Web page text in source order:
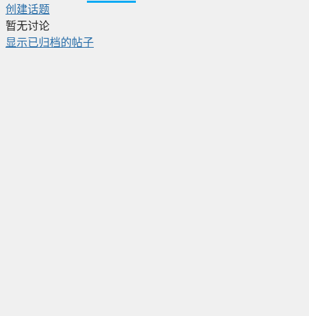
创建话题
暂无讨论
显示已归档的帖子